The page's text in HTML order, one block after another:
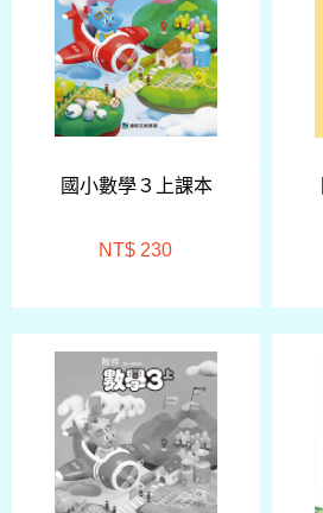
國小數學３上課本
NT$ 230